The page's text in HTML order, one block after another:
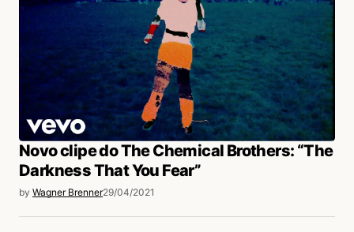
Novo clipe do The Chemical Brothers: “The
Darkness That You Fear”
by Wagner Brenner29/04/2021